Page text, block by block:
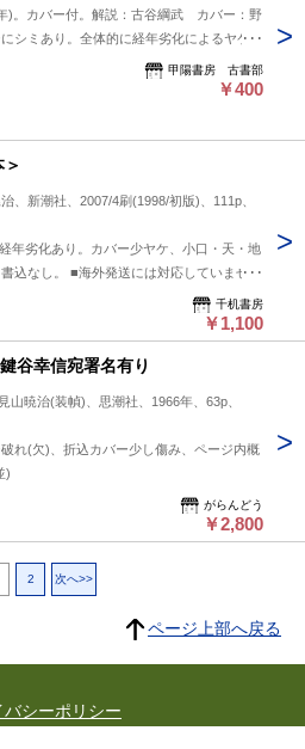
)。カバー付。解説：古谷綱武 カバー：野
シミあり。全体的に経年劣化によるヤケ、
甲陽書房 古書部
￥400
、新潮社、2007/4刷(1998/初版)、111p、
年劣化あり。カバー少ヤケ、小口・天・地
込なし。 ■海外発送には対応していません
千机書房
￥1,100
幸信宛署名有り
暁治(装幀)、思潮社、1966年、63p、
れ(欠)、折込カバー少し傷み、ページ内概
)
がらんどう
￥2,800
2 次へ>>
ページ上部へ戻る
バシーポリシー